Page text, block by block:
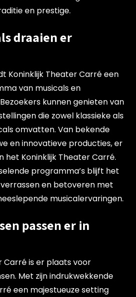
en prestige.
draaien er
Koninklijk Theater Carré een
van musicals en
kunnen genieten van
die zowel klassieke als
omvatten. Van bekende
en innovatieve producties, er
het Koninklijk Theater Carré.
programma’s blijft het
en betoveren met
musicalervaringen.
passen er in
Carré is er plaats voor
Met zijn indrukwekkende
een majestueuze setting